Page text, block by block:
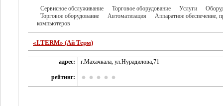
Сервисное обслуживание Торговое оборудование Услуги
Торговое оборудование
Автоматизация
Аппаратное обеспечение,
компьютеров
«I.TERM» (Ай Терм)
адрес: г.Махачкала, ул.Нурадилова,71
рейтинг: